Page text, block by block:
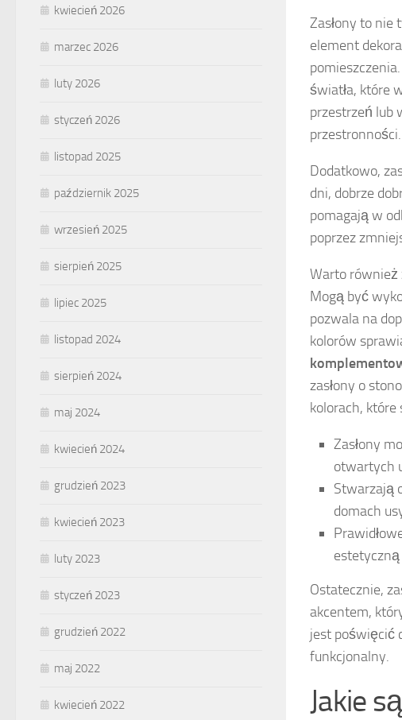
Zasłony to
element
światła, które
przestrzeń lub
przestronności.
Dodatkowo,
dni, dobrze
pomagają w
poprzez
Warto również
Mogą być
pozwala na
kolorów
zasłony o
kolorach,
Zasłony
otwartych
Stwarzają
domach
estetyczną
Ostatecznie,
akcentem,
jest poświęcić
funkcjonalny.
Jakie
kwiecień 2026
marzec 2026
luty 2026
styczeń 2026
listopad 2025
październik 2025
wrzesień 2025
sierpień 2025
lipiec 2025
listopad 2024
sierpień 2024
maj 2024
kwiecień 2024
grudzień 2023
kwiecień 2023
luty 2023
styczeń 2023
grudzień 2022
maj 2022
kwiecień 2022